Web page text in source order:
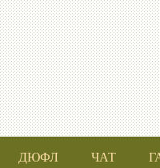
ДЮФЛ ЧАТ